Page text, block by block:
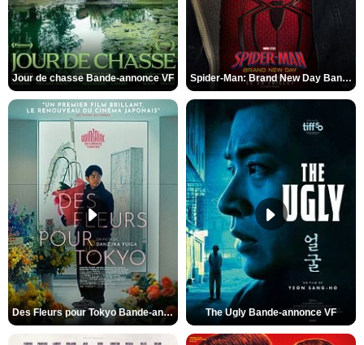
Jour de chasse Bande-annonce VF Spider-Man: Brand New Day Bande-annonce (3) VO STFR
Des Fleurs pour Tokyo Bande-annonce VO STFR The Ugly Bande-annonce VF